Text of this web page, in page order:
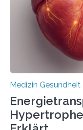
als Biomarker für
dienen könnte.
häufigsten
Medizin Gesundheit